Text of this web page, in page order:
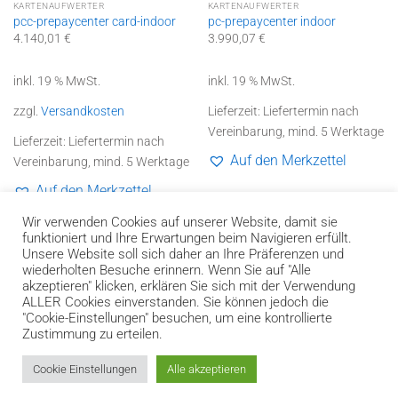
KARTENAUFWERTER
pcc-prepaycenter card-indoor
4.140,01 €
inkl. 19 % MwSt.
zzgl. Versandkosten
Lieferzeit: Liefertermin nach
Vereinbarung, mind. 5 Werktage
Auf den Merkzettel
KARTENAUFWERTER
pc-prepaycenter indoor
3.990,07 €
inkl. 19 % MwSt.
Lieferzeit: Liefertermin nach
Vereinbarung, mind. 5 Werktage
Auf den Merkzettel
Bank
Transfer
Cash
on
Invoice
Impressum
Datenschutzerklärung und Genderhinweis
Widerrufsbelehrung
2026 ©performance Medien & Datensysteme GmbH
Wir verwenden Cookies auf unserer Website, damit sie
funktioniert und Ihre Erwartungen beim Navigieren erfüllt.
Unsere Website soll sich daher an Ihre Präferenzen und
wiederholten Besuche erinnern. Wenn Sie auf "Alle
akzeptieren" klicken, erklären Sie sich mit der Verwendung
ALLER Cookies einverstanden. Sie können jedoch die
"Cookie-Einstellungen" besuchen, um eine kontrollierte
Zustimmung zu erteilen.
Cookie Einstellungen Alle akzeptieren